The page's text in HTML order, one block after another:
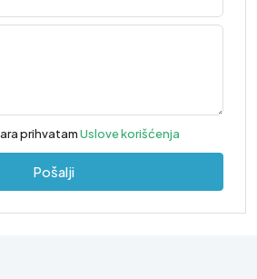
prihvatamUslove korišćenja
Pošalji